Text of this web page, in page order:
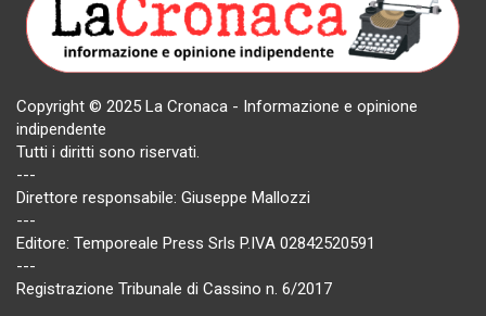
Copyright © 2025 La Cronaca - Informazione e opinione
indipendente
Tutti i diritti sono riservati.
---
Direttore responsabile: Giuseppe Mallozzi
---
Editore: Temporeale Press Srls P.IVA 02842520591
---
Registrazione Tribunale di Cassino n. 6/2017